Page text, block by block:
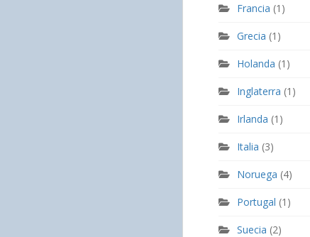
Francia (1)
Grecia (1)
Holanda (1)
Inglaterra (1)
Irlanda (1)
Italia (3)
Noruega (4)
Portugal (1)
Suecia (2)